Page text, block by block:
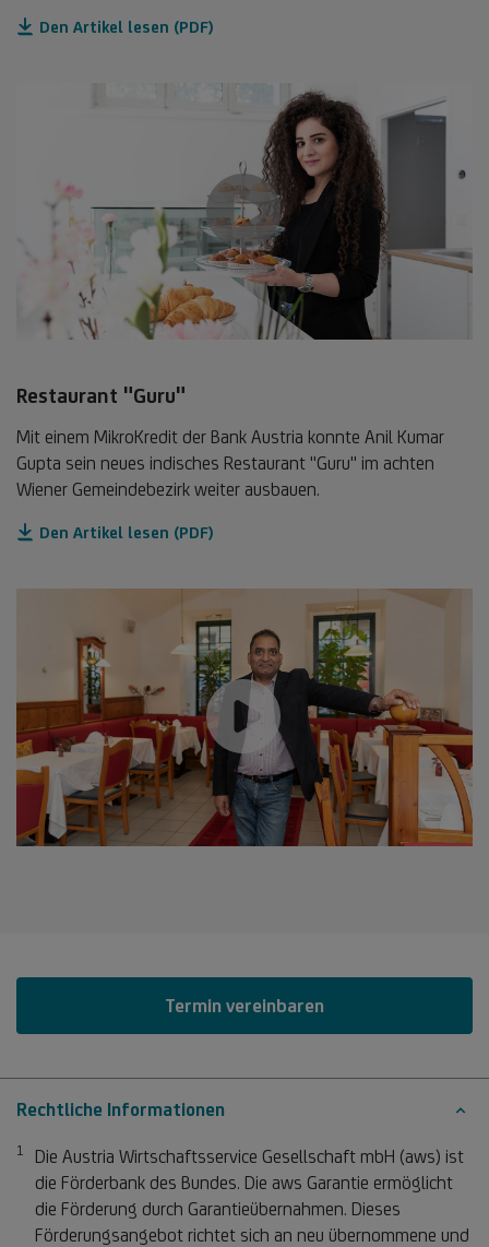
Den Artikel lesen (PDF)
Restaurant "Guru"
Mit einem MikroKredit der Bank Austria konnte Anil Kumar
Gupta sein neues indisches Restaurant "Guru" im achten
Wiener Gemeindebezirk weiter ausbauen.
Den Artikel lesen (PDF)
Termin vereinbaren
Rechtliche Informationen
1 Fußnote 1
Die Austria Wirtschaftsservice Gesellschaft mbH (aws) ist
die Förderbank des Bundes. Die aws Garantie ermöglicht
die Förderung durch Garantieübernahmen. Dieses
Förderungsangebot richtet sich an neu übernommene und